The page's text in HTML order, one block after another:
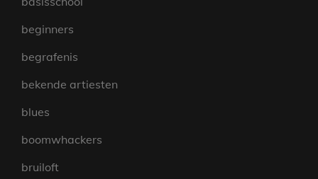
beginners
begrafenis
bekende artiesten
blues
boomwhackers
bruiloft